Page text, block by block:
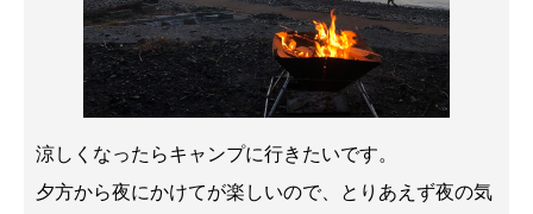
涼しくなったらキャンプに行きたいです。
夕方から夜にかけてが楽しいので、とりあえず夜の気